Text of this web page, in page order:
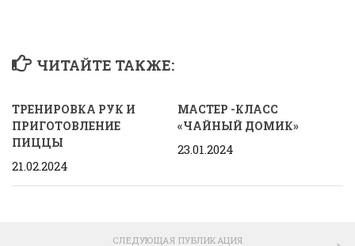
ЧИТАЙТЕ ТАКЖЕ:
ТРЕНИРОВКА РУК И
ПРИГОТОВЛЕНИЕ
ПИЦЦЫ
21.02.2024
МАСТЕР -КЛАСС
«ЧАЙНЫЙ ДОМИК»
23.01.2024
СЛЕДУЮЩАЯ ПУБЛИКАЦИЯ